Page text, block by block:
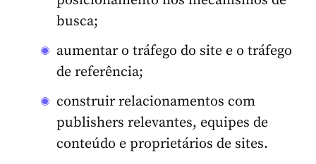
busca;
aumentar o tráfego do site e o tráfego
de referência;
construir relacionamentos com
publishers relevantes, equipes de
conteúdo e proprietários de sites.